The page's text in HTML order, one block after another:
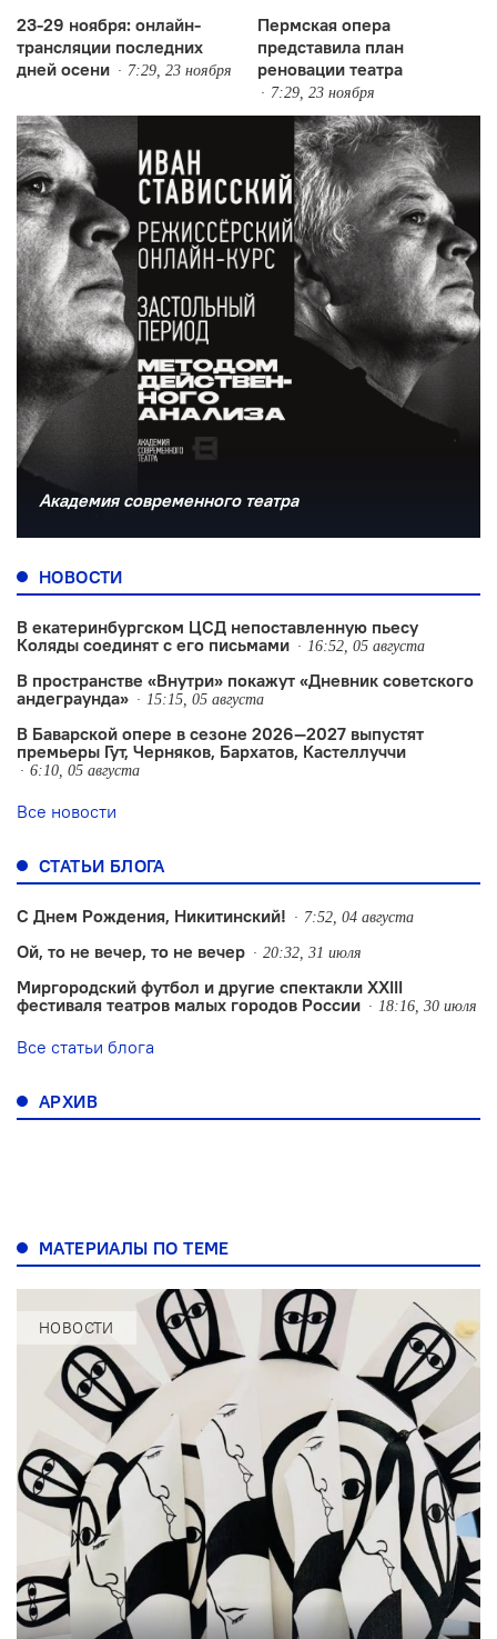
23-29 ноября: онлайн-
трансляции последних
дней осени
7:29, 23 ноября
Пермская опера
представила план
реновации театра
7:29, 23 ноября
Академия современного театра
НОВОСТИ
В екатеринбургском ЦСД непоставленную пьесу
Коляды соединят с его письмами
16:52, 05 августа
В пространстве «Внутри» покажут «Дневник советского
андеграунда»
15:15, 05 августа
В Баварской опере в сезоне 2026—2027 выпустят
премьеры Гут, Черняков, Бархатов, Кастеллуччи
6:10, 05 августа
Все новости
СТАТЬИ БЛОГА
С Днем Рождения, Никитинский! 7:52, 04 августа
Ой, то не вечер, то не вечер 20:32, 31 июля
Миргородский футбол и другие спектакли XXIII
фестиваля театров малых городов России
18:16, 30 июля
Все статьи блога
АРХИВ
МАТЕРИАЛЫ ПО ТЕМЕ
НОВОСТИ